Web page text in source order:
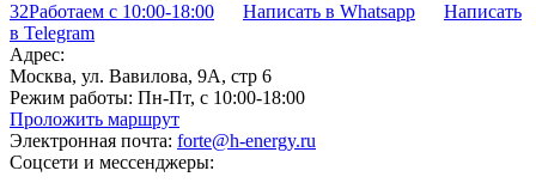
32Работаем с 10:00-18:00 Написать в Whatsapp
Написать
в Telegram
Адрес:
Москва, ул. Вавилова, 9А, стр 6
Режим работы: Пн-Пт, с 10:00-18:00
Проложить маршрут
Электронная почта: forte@h-energy.ru
Соцсети и мессенджеры: